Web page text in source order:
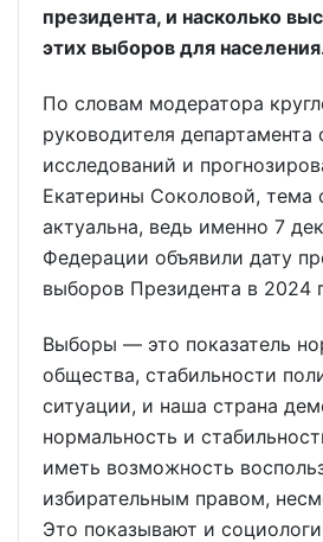
президента, и насколько
этих выборов для
По словам модератора
руководителя департамента
исследований и
Екатерины Соколовой, тема
актуальна, ведь именно 7
Федерации объявили дату
выборов Президента в 2024
Выборы — это показатель
общества, стабильности
ситуации, и наша страна
нормальность и
иметь возможность
избирательным правом,
Это показывают и